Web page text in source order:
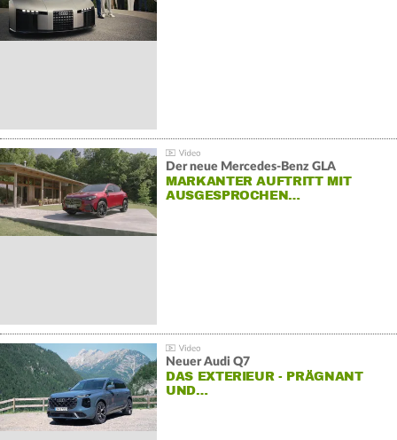
Der neue Mercedes-Benz GLA
MARKANTER AUFTRITT MIT
AUSGESPROCHEN…
Neuer Audi Q7
DAS EXTERIEUR - PRÄGNANT
UND…